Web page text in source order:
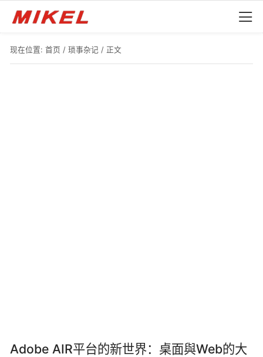
现在位置: 首页 / 琐事杂记 / 正文
Adobe AIR平台的新世界：桌面與Web的大